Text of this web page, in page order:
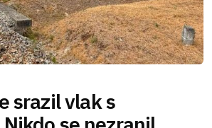
srazil vlak s